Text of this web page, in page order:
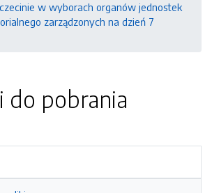
w wyborach organów jednostek
zarządzonych na dzień 7
do pobrania